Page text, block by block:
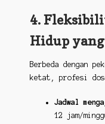
4.
Hidup
Berbeda dengan
ketat, profesi
Jadwal
12 jam/